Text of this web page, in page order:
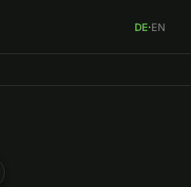
DE·EN